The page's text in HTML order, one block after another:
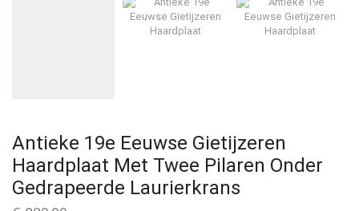
Antieke 19e Eeuwse Gietijzeren
Haardplaat Met Twee Pilaren Onder
Gedrapeerde Laurierkrans